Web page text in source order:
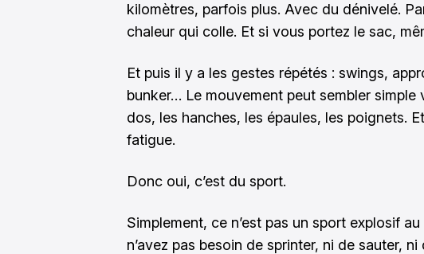
kilomètres, parfois plus. Avec du dénivelé.
chaleur qui colle. Et si vous portez le sac,
Et puis il y a les gestes répétés : swings,
bunker… Le mouvement peut sembler simple
dos, les hanches, les épaules, les poignets.
fatigue.
Donc oui, c’est du sport.
Simplement, ce n’est pas un sport explosif
n’avez pas besoin de sprinter, ni de sauter, ni